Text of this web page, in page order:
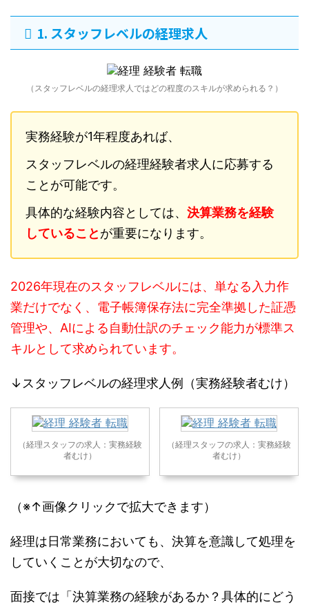
1. スタッフレベルの経理求人
（スタッフレベルの経理求人ではどの程度のスキルが求められる？）
実務経験が1年程度あれば、
スタッフレベルの経理経験者求人に応募する
ことが可能です。
具体的な経験内容としては、 決算業務を経験
していることが重要になります。
2026年現在のスタッフレベルには、単なる入力作
業だけでなく、電子帳簿保存法に完全準拠した証憑
管理や、AIによる自動仕訳のチェック能力が標準ス
キルとして求められています。
↓スタッフレベルの経理求人例（実務経験者むけ）
（経理スタッフの求人：実務経験
者むけ）
（経理スタッフの求人：実務経験
者むけ）
（※↑画像クリックで拡大できます）
経理は日常業務においても、決算を意識して処理を
していくことが大切なので、
面接では「決算業務の経験があるか？具体的にどう